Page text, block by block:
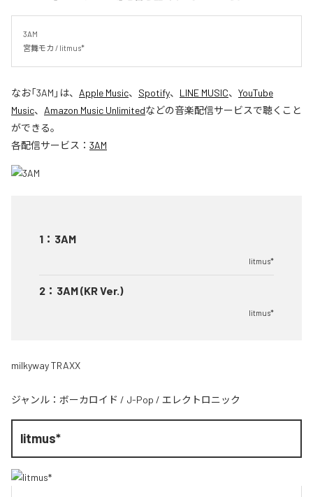
3AM
宮舞モカ / litmus*
なお「3AM 」は、 Apple Music、 Spotify、 LINE MUSIC、 YouTube
Music、 Amazon Music Unlimitedなどの音楽配信サービスで聴くこと
ができる。
各配信サービス： 3AM
1 ： 3AM
litmus*
2 ： 3AM (KR Ver.)
litmus*
milkyway TRAXX
ジャンル： ボーカロイド / J-Pop / エレクトロニック
litmus*